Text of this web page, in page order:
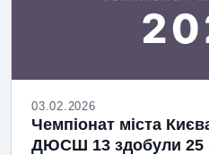
03.02.2026
Чемпіонат міста
ДЮСШ 13 здобули 25